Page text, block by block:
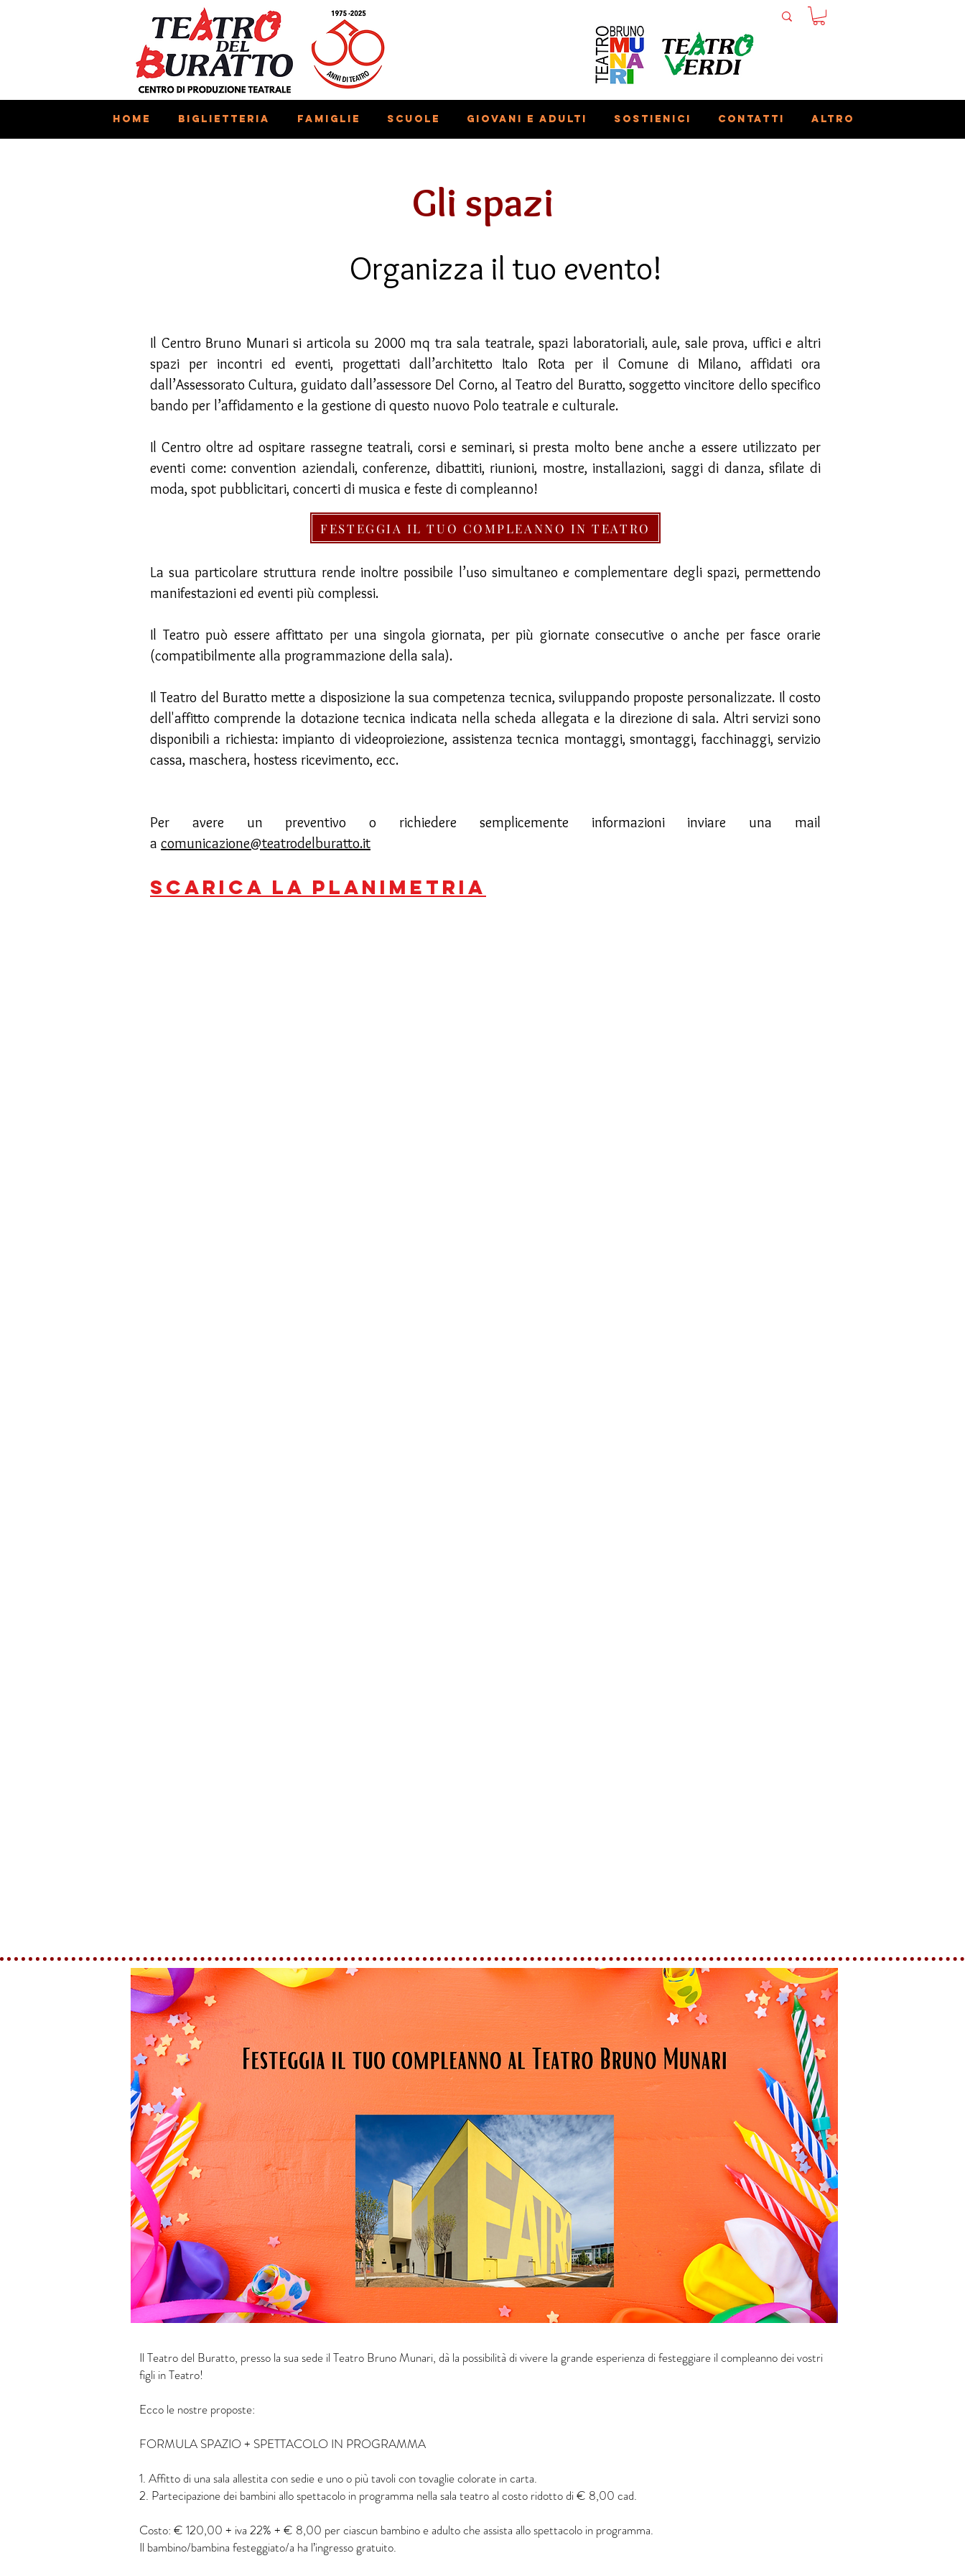
Home Biglietteria Famiglie Scuole Giovani e adulti Sostienici Contatti Altro
Gli spazi
Organizza il tuo evento!
Il Centro Bruno Munari si articola su 2000 mq tra sala teatrale, spazi laboratoriali, aule, sale prova, uffici e altri
spazi per incontri ed eventi, progettati dall’architetto Italo Rota per il Comune di Milano, affidati ora
dall’Assessorato Cultura, guidato dall’assessore Del Corno, al Teatro del Buratto, soggetto vincitore dello specifico
bando per l’affidamento e la gestione di questo nuovo Polo teatrale e culturale.
Il Centro oltre ad ospitare rassegne teatrali, corsi e seminari, si presta molto bene anche a essere utilizzato per
eventi come: convention aziendali, conferenze, dibattiti, riunioni, mostre, installazioni, saggi di danza, sfilate di
moda, spot pubblicitari, concerti di musica e feste di compleanno!
La sua particolare struttura rende inoltre possibile l’uso simultaneo e complementare degli spazi, permettendo
manifestazioni ed eventi più complessi.
Il Teatro può essere affittato per una singola giornata, per più giornate consecutive o anche per fasce orarie
(compatibilmente alla programmazione della sala).
Il Teatro del Buratto mette a disposizione la sua competenza tecnica, sviluppando proposte personalizzate. Il costo
dell'affitto comprende la dotazione tecnica indicata nella scheda allegata e la direzione di sala. Altri servizi sono
disponibili a richiesta: impianto di videoproiezione, assistenza tecnica montaggi, smontaggi, facchinaggi, servizio
cassa, maschera, hostess ricevimento, ecc.
Per avere un preventivo o richiedere semplicemente informazioni inviare una mail
a comunicazione@teatrodelburatto.it
FESTEGGIA IL TUO COMPLEANNO IN TEATRO
scarica la planimetria
Il Teatro del Buratto, presso la sua sede il Teatro Bruno Munari, dà la possibilità di vivere la grande esperienza di festeggiare il compleannodei vostri
figli in Teatro!
Ecco le nostre proposte:
FORMULA SPAZIO + SPETTACOLO IN PROGRAMMA
1. Affitto di una sala allestita con sedie e uno o più tavoli con tovaglie colorate in carta.
2. Partecipazione dei bambini allo spettacolo in programma nella sala teatro al costo ridotto di € 8,00 cad.
Costo: € 120,00 + iva 22% + € 8,00 per ciascun bambino e adulto che assista allo spettacolo in programma.
Il bambino/bambina festeggiato/a ha l’ingresso gratuito.